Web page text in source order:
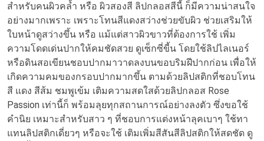
สำหรับคนผิวคล้ำ หรือ ผิวสองสี ลิปกลอสสีนี้ ก็มีความน่าสนใจ
อย่างมากเพราะ เพราะโทนสีแดงสว่างช่วยขับผิว ช่วยเสริมให้
ใบหน้าดูสว่างขึ้น หรือ แม้แต่สาวผิวขาวที่ต้องการใช้ เพิ่ม
ความโดดเด่นปากให้คมชัดสวย ดูเซ็กซี่ขี้น โดยใช้ลิปไลเนอร์
หรือดินสอเขียนชอบปากมาวาดลงบนขอบริมฝีปากก่อน เพื่อให้
เกิดความคมของกรอบปากมากขึ้น ตามด้วยลิปสติกที่ชอบโทน
สี แดง สีส้ม ชมพูเข้ม เติมความสดใสด้วยลิปกลอส Rose
Passion เท่านี้ก็ พร้อมลุยทุกสถานการณ์อย่างลงตัว ซึ่งขอใช้
คำนิย เหมาะสำหรับสาว ๆ ที่ชอบการแต่งหน้าลุคเบาๆ ใช้ทา
แทนลิปสติกเดี่ยวๆ หรือจะใช้ เติมเพิ่มสีสันสีลิปสติกให้สดชัด ดู